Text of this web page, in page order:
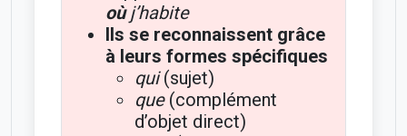
oùj’habite
Ils se reconnaissent grâce
à leurs formes spécifiques
qui(sujet)
que(complément
d’objet direct)